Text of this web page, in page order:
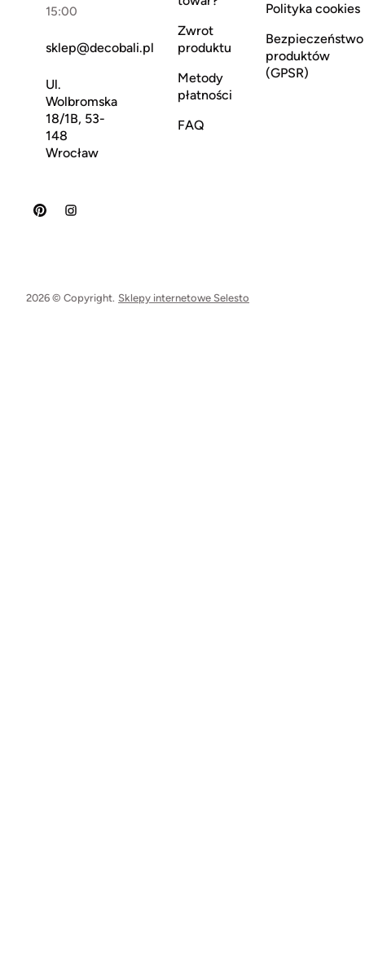
15:00
sklep@decobali.pl
Ul.
Wolbromska
18/1B, 53-
148
Wrocław
Zwrot
produktu
Metody
płatności
FAQ
Polityka cookies
Bezpieczeństwo
produktów
(GPSR)
2026 © Copyright. Sklepy internetowe Selesto